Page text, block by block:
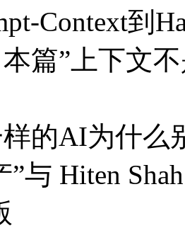
Context到
篇”上下文
的AI为什么
”与 Hiten